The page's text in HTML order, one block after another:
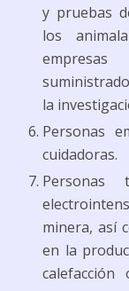
y pruebas
los
la
Personas
cuidadoras.
Personas
minera, así
en la